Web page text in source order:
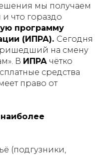
мы получаем
что гораздо
программу
(ИПРА). Сегодня
на смену
В ИПРА чётко
средства
право от
(подгузники,